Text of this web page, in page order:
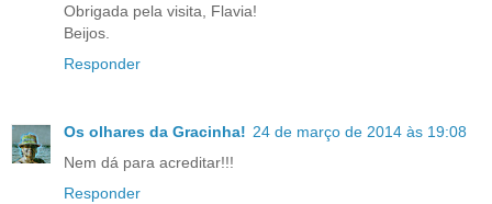
Obrigada pela visita, Flavia!
Beijos.
Responder
Os olhares da Gracinha! 24 de março de 2014 às 19:08
Nem dá para acreditar!!!
Responder